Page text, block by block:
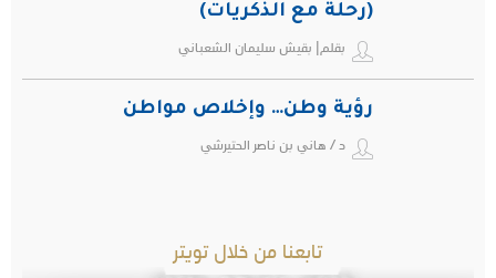
(رحلة مع الذكريات)
بقلم| بقيش سليمان الشعباني
رؤية وطن… وإخلاص مواطن
د / هاني بن ناصر الحتيرشي
تابعنا من خلال تويتر